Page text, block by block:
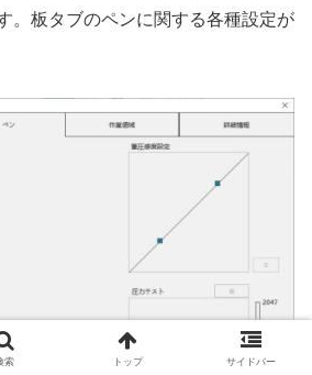
。板タブのペンに関する各種設定が
索 トップ サイドバー